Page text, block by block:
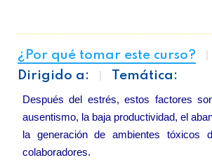
¿Por qué tomar este curso?
Dirigido a:
Temática:
Después del estrés, estos factores
ausentismo, la baja productividad, el
la generación de ambientes tóxicos
colaboradores.